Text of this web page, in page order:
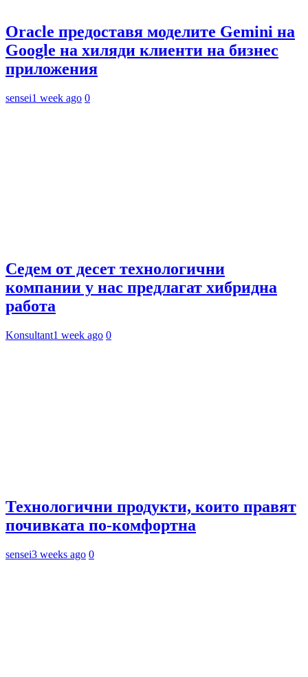
Oracle предоставя моделите Gemini на
Google на хиляди клиенти на бизнес
приложения
sensei1 week ago 0
Седем от десет технологични
компании у нас предлагат хибридна
работа
Konsultant1 week ago 0
Технологични продукти, които правят
почивката по-комфортна
sensei3 weeks ago 0